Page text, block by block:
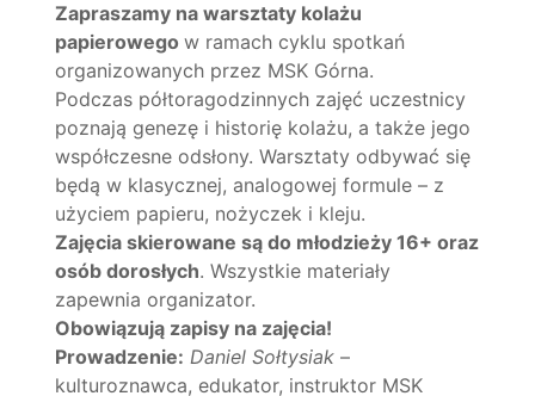
Zapraszamy na warsztaty kolażu
papierowego w ramach cyklu spotkań
organizowanych przez MSK Górna.
Podczas półtoragodzinnych zajęć uczestnicy
poznają genezę i historię kolażu, a także jego
współczesne odsłony. Warsztaty odbywać się
będą w klasycznej, analogowej formule – z
użyciem papieru, nożyczek i kleju.
Zajęcia skierowane są do młodzieży 16+ oraz
osób dorosłych. Wszystkie materiały
zapewnia organizator.
Obowiązują zapisy na zajęcia!
Prowadzenie: Daniel Sołtysiak –
kulturoznawca, edukator, instruktor MSK